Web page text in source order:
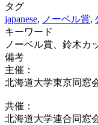
タグ
japanese, ノーベル賞,
キーワード
ノーベル賞、鈴木カ
備考
主催：
北海道大学東京同窓
共催：
北海道大学連合同窓